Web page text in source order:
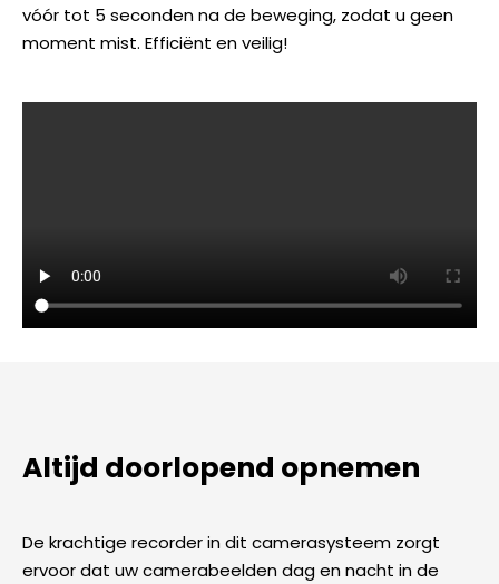
vóór tot 5 seconden na de beweging, zodat u geen
moment mist. Efficiënt en veilig!
Altijd doorlopend opnemen
De krachtige recorder in dit camerasysteem zorgt
ervoor dat uw camerabeelden dag en nacht in de